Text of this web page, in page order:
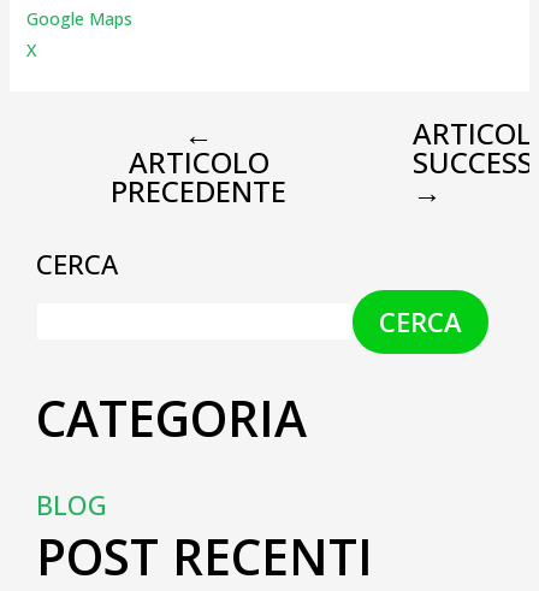
Google Maps
X
←
ARTICOLO
PRECEDENTE →
CERCA
CERCA
CATEGORIA
BLOG
POST RECENTI